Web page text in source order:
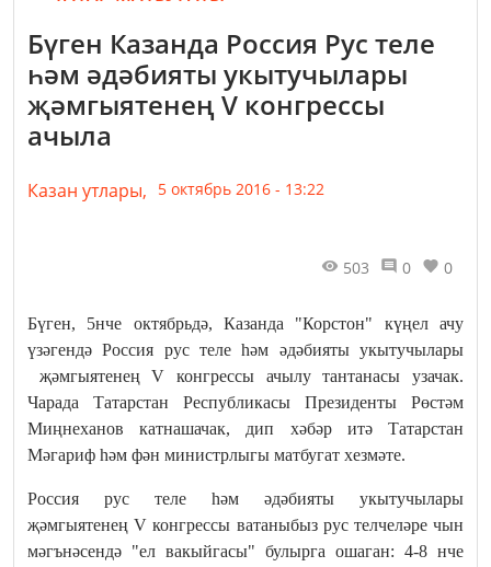
Бүген Казанда Россия Рус теле
һәм әдәбияты укытучылары
җәмгыятенең V конгрессы
ачыла
Казан утлары, 5 октябрь 2016 - 13:22
503 0 0
Бүген, 5нче октябрьдә, Казанда "Корстон" күңел ачу
үзәгендә Россия рус теле һәм әдәбияты укытучылары
җәмгыятенең V конгрессы ачылу тантанасы узачак.
Чарада Татарстан Республикасы Президенты Рөстәм
Миңнеханов катнашачак, дип хәбәр итә Татарстан
Мәгариф һәм фән министрлыгы матбугат хезмәте.
Россия рус теле һәм әдәбияты укытучылары
җәмгыятенең V конгрессы ватаныбыз рус телчеләре чын
мәгънәсендә "ел вакыйгасы" булырга ошаган: 4-8 нче